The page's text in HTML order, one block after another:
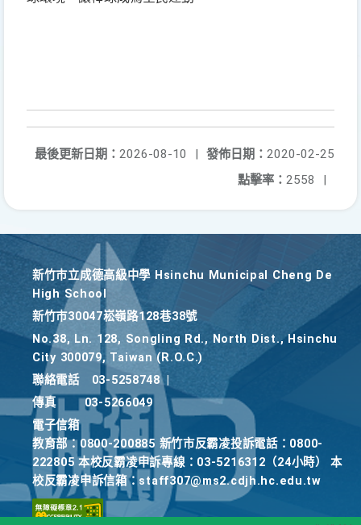
發佈日期： 2020-02-25
最後更新日期： 2026-08-10
|
點擊率： 2558 |
新竹巿立成德高級中學 Hsinchu Municipal Cheng De
High School
新竹巿30047崧嶺路128巷38號
No.38, Ln. 128, Songling Rd., North Dist., Hsinchu
City 300079, Taiwan (R.O.C.)
聯絡電話
03-5258748
傳真
03-5266049
電子信箱
教育部：0800-200885 新竹市反霸凌投訴電話：0800-
222805 本校反霸凌申訴專線：03-5216312（24小時） 本
校反霸凌申訴信箱：staff307@ms2.cdjh.hc.edu.tw